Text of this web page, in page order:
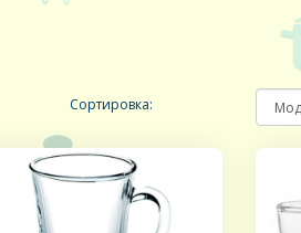
Сортировка: